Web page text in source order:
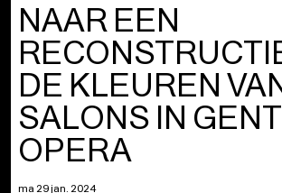
NAAR EEN
DE KLEUREN
SALONS IN
OPERA
ma 29 jan. 2024